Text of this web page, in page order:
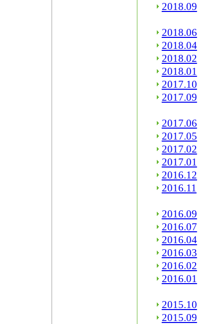
2018.09
2018.06
2018.04
2018.02
2018.01
2017.10
2017.09
2017.06
2017.05
2017.02
2017.01
2016.12
2016.11
2016.09
2016.07
2016.04
2016.03
2016.02
2016.01
2015.10
2015.09